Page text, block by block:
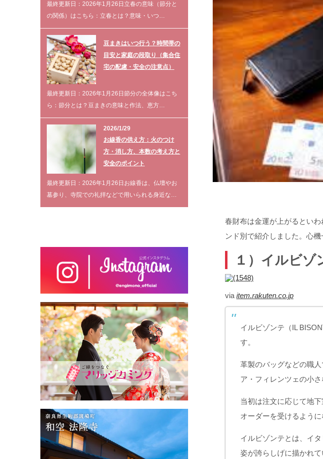
春財布は金運が上がるとい
ンド別で紹介しました。心
１）イルビゾ
via item.rakuten.co.jp
イルビゾンテ（IL
す。
革製のバッグなどの職
ア・フィレンツェの小
当初は注文に応じて地
オーダーを受けるよう
イルビゾンテとは、イ
姿が誇らしげに描かれて
最終更新日：2026年1月26日立春の意味（節分と
の関係）はこちら：立春とは？意味・いつ…
豆まきはいつ行う？時間帯の
目安と家庭の段取り（集合住
宅の配慮・安全の注意点）
最終更新日：2026年1月26日節分の全体像はこち
ら：節分とは？豆まきの意味と作法、恵方…
2026/1/29
お線香の供え方：火のつけ
方・消し方、本数の考え方と
安全のポイント
最終更新日：2026年1月26日お線香は、仏壇やお
墓参り、寺院での礼拝などで用いられる身近な…